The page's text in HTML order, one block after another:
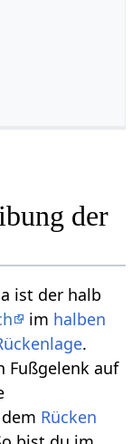
der
ist der halb
im halben
.
Fußgelenk auf
Rücken